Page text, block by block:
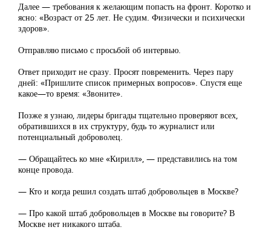
Далее — требования к желающим попасть на фронт. Коротко и
ясно: «Возраст от 25 лет. Не судим. Физически и психически
здоров».
Отправляю письмо с просьбой об интервью.
Ответ приходит не сразу. Просят повременить. Через пару
дней: «Пришлите список примерных вопросов». Спустя еще
какое—то время: «Звоните».
Позже я узнаю, лидеры бригады тщательно проверяют всех,
обратившихся в их структуру, будь то журналист или
потенциальный доброволец.
— Обращайтесь ко мне «Кирилл», — представились на том
конце провода.
— Кто и когда решил создать штаб добровольцев в Москве?
— Про какой штаб добровольцев в Москве вы говорите? В
Москве нет никакого штаба.